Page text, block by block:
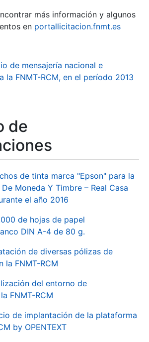
más información y algunos
en portallicitacion.fnmt.es
de mensajería nacional e
la FNMT-RCM, en el período 2013
de
de tinta marca "Epson" para la
Moneda Y Timbre – Real Casa
el año 2016
de hojas de papel
DIN A-4 de 80 g.
de diversas pólizas de
la FNMT-RCM
del entorno de
FNMT-RCM
de implantación de la plataforma
by OPENTEXT